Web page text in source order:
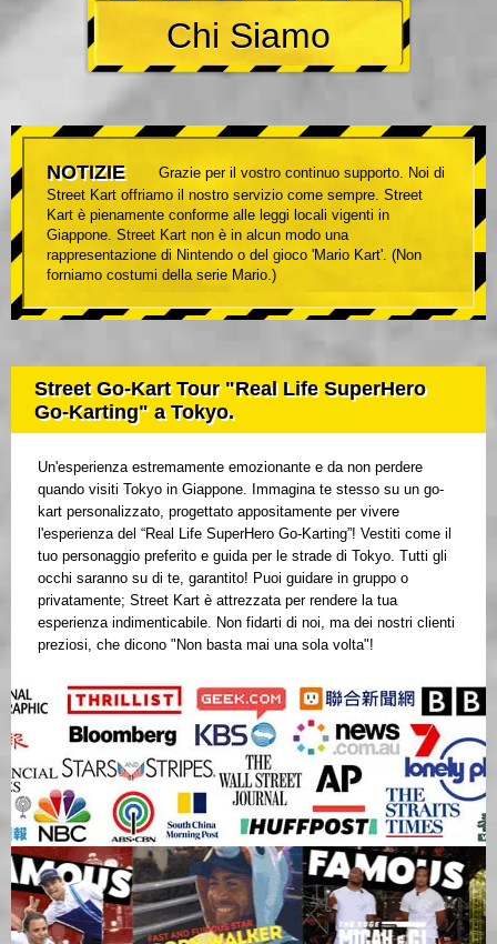
Chi Siamo
NOTIZIE
Grazie per il vostro continuo supporto. Noi di
Street Kart offriamo il nostro servizio come sempre. Street
Kart è pienamente conforme alle leggi locali vigenti in
Giappone. Street Kart non è in alcun modo una
rappresentazione di Nintendo o del gioco 'Mario Kart'. (Non
forniamo costumi della serie Mario.)
Street Go-Kart Tour "Real Life SuperHero
Go-Karting" a Tokyo.
Un'esperienza estremamente emozionante e da non perdere
quando visiti Tokyo in Giappone. Immagina te stesso su un go-
kart personalizzato, progettato appositamente per vivere
l'esperienza del “Real Life SuperHero Go-Karting”! Vestiti come il
tuo personaggio preferito e guida per le strade di Tokyo. Tutti gli
occhi saranno su di te, garantito! Puoi guidare in gruppo o
privatamente; Street Kart è attrezzata per rendere la tua
esperienza indimenticabile. Non fidarti di noi, ma dei nostri clienti
preziosi, che dicono "Non basta mai una sola volta"!